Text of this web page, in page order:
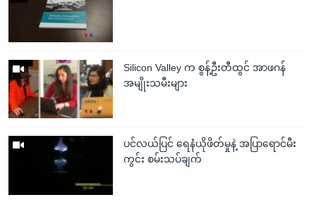
Silicon Valley က စွန့်ဦးတီထွင် အာဖဂန်
အမျိုးသမီးများ
ပင်လယ်ပြင် ရေနံယိုဖိတ်မှုနဲ့ အပြာရောင်မီး
ကွင်း စမ်းသပ်ချက်